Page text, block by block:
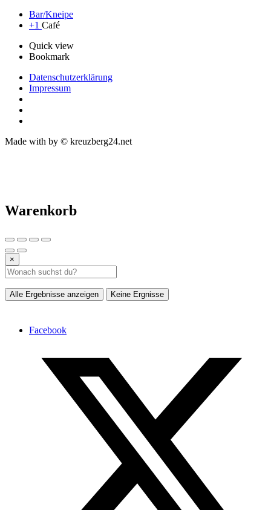
Bar/Kneipe
+1 Café
Quick view
Bookmark
Datenschutzerklärung
Impressum
Made with by © kreuzberg24.net
Warenkorb
×
Alle Ergebnisse anzeigen Keine Ergnisse
Facebook